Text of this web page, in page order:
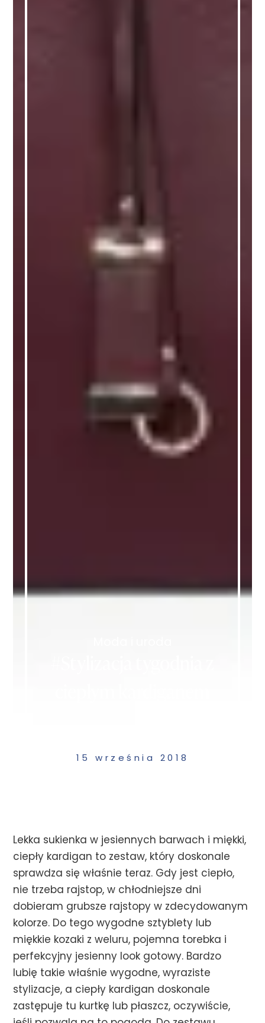
15 września 2018
Lekka sukienka w jesiennych barwach i miękki,
ciepły kardigan to zestaw, który doskonale
sprawdza się właśnie teraz. Gdy jest ciepło,
nie trzeba rajstop, w chłodniejsze dni
dobieram grubsze rajstopy w zdecydowanym
kolorze. Do tego wygodne sztyblety lub
miękkie kozaki z weluru, pojemna torebka i
perfekcyjny jesienny look gotowy. Bardzo
lubię takie właśnie wygodne, wyraziste
stylizacje, a ciepły kardigan doskonale
zastępuje tu kurtkę lub płaszcz, oczywiście,